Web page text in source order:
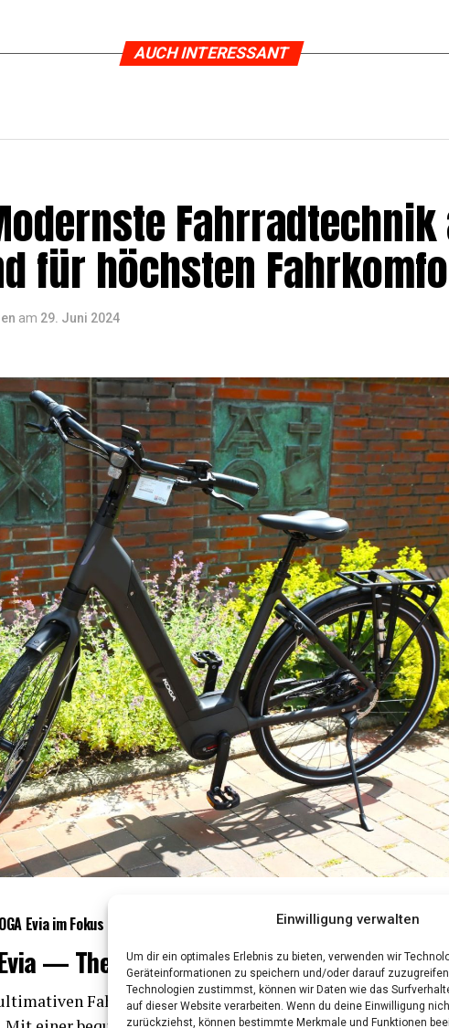
Einwilligung verwalten
Um dir ein optimales Erlebnis zu bieten, verwenden wir
Geräteinformationen zu speichern und/oder darauf
Technologien zustimmst, können wir Daten wie das
auf dieser Website verarbeiten. Wenn du deine Einwilligung
zurückziehst, können bestimmte Merkmale und Funktionen
AUCH INTERESSANT
für höchs­ten
am 29. Juni 2024
Evia im Fokus
— The Smart System
ulti­ma­ti­ven Fahr­rad­kom­fort, kom­bi­niert mit inno­va­ti­ver